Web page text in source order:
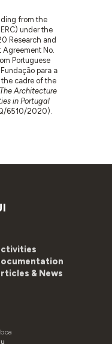
from the
under the
Research and
Agreement No.
Portuguese
para a
the cadre of the
Architecture
in Portugal
6510/2020).
& News